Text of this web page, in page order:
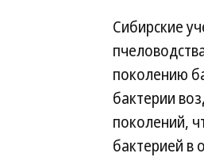
Сибирские
поколению
бактерии
поколений,
бактерией в